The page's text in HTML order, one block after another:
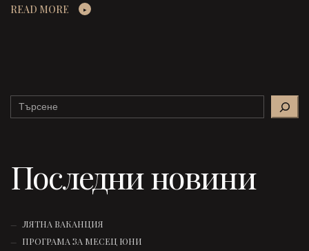
READ MORE
Search
Последни новини
ЛЯТНА ВАКАНЦИЯ
ПРОГРАМА ЗА МЕСЕЦ ЮНИ